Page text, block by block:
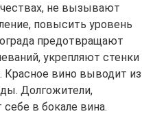
не вызывают
повысить уровень
предотвращают
укрепляют стенки
Красное вино выводит из
Долгожители,
в бокале вина.